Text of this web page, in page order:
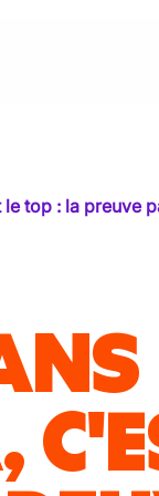
top : la preuve